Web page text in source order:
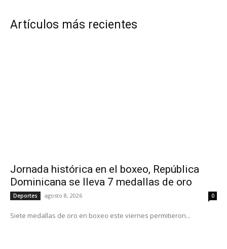
Artículos más recientes
Jornada histórica en el boxeo, República
Dominicana se lleva 7 medallas de oro
Deportes agosto 8, 2026 0
Siete medallas de oro en boxeo este viernes permitieron...